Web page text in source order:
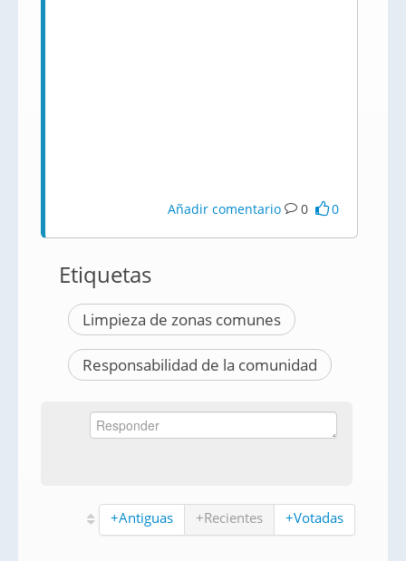
Añadir comentario 0 0
Etiquetas
Limpieza de zonas comunes
Responsabilidad de la comunidad
+Antiguas +Recientes +Votadas